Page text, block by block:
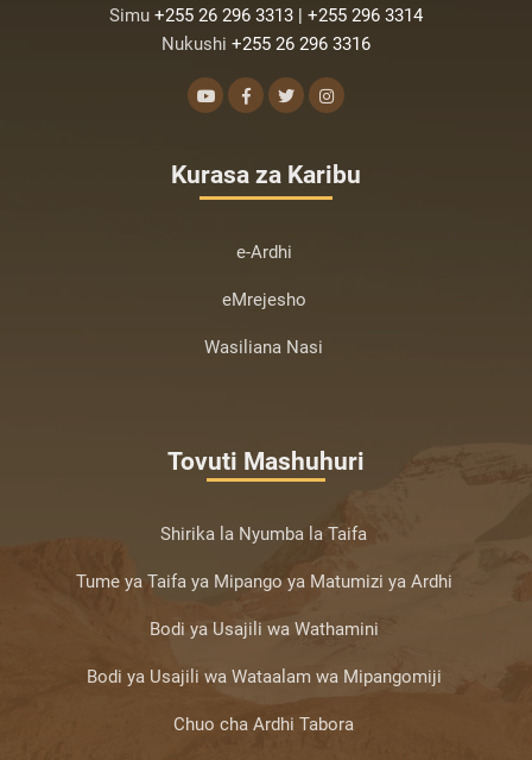
Simu +255 26 296 3313 | +255 296 3314
Nukushi +255 26 296 3316
Kurasa za Karibu
e-Ardhi
eMrejesho
Wasiliana Nasi
Tovuti Mashuhuri
Shirika la Nyumba la Taifa
Tume ya Taifa ya Mipango ya Matumizi ya Ardhi
Bodi ya Usajili wa Wathamini
Bodi ya Usajili wa Wataalam wa Mipangomiji
Chuo cha Ardhi Tabora